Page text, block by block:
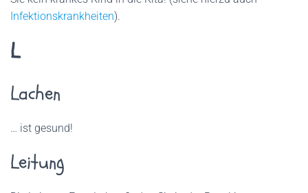
Infektionskrankheiten).
L
Lachen
… ist gesund!
Leitung